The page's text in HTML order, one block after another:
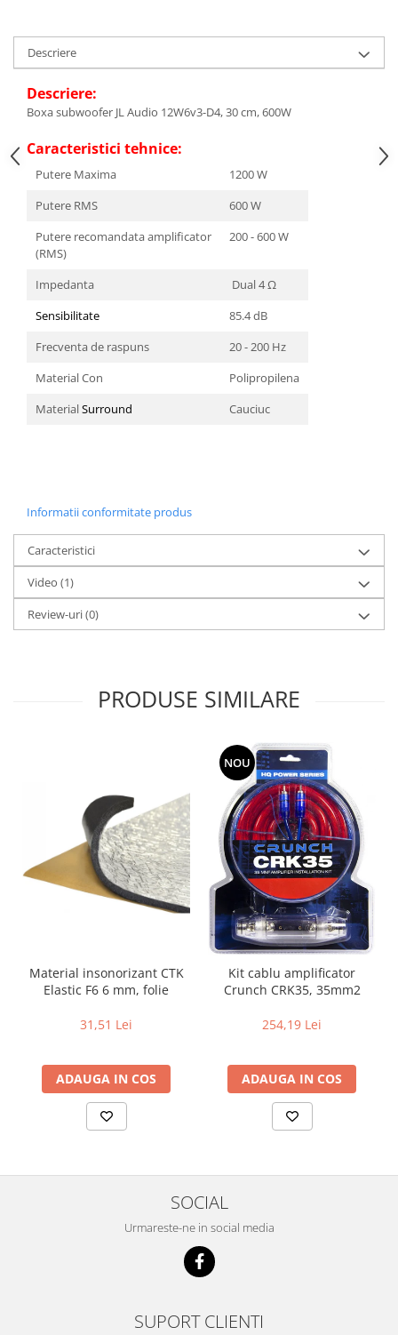
Descriere
Descriere:
Boxa subwoofer JL Audio 12W6v3-D4, 30 cm, 600W
Caracteristici tehnice:
Putere Maxima
1200 W
Putere RMS
600 W
Putere recomandata amplificator
(RMS)
200 - 600 W
Impedanta
Dual 4 Ω
Sensibilitate
85.4 dB
Frecventa de raspuns
20 - 200 Hz
Material Con
Polipropilena
MaterialSurround Cauciuc
Informatii conformitate produs
Caracteristici
Video (1)
Review-uri(0)
PRODUSE SIMILARE
Material insonorizant CTK
Elastic F6 6 mm, folie
31,51 Lei
ADAUGA IN COS
NOU
Kit cablu amplificator
Crunch CRK35, 35mm2
254,19 Lei
ADAUGA IN COS
SOCIAL
Urmareste-ne in social media
SUPORT CLIENTI